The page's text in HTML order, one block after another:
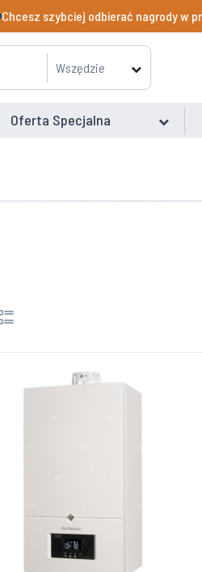
Chcesz szybciej odbierać nagrody w
Wszędzie
Oferta Specjalna